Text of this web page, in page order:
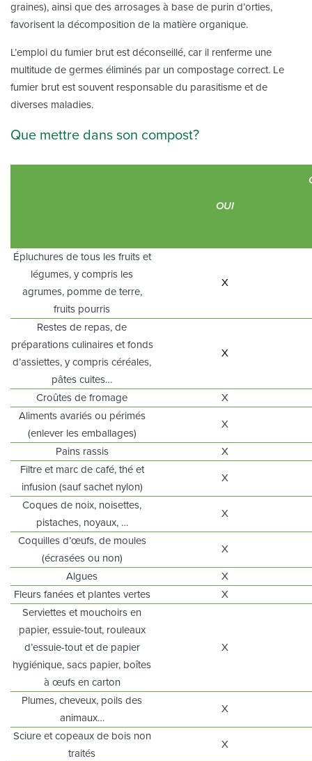
graines), ainsi que des arrosages à base de purin d’orties,
favorisent la décomposition de la matière organique.
L’emploi du fumier brut est déconseillé, car il renferme une
multitude de germes éliminés par un compostage correct. Le
fumier brut est souvent responsable du parasitisme et de
diverses maladies.
Que mettre dans son compost?
OUI
Épluchures de tous les fruits et
légumes, y compris les
agrumes, pomme de terre,
fruits pourris
X
Restes de repas, de
préparations culinaires et fonds
d’assiettes, y compris céréales,
pâtes cuites…
X
Croûtes de fromage
X
Aliments avariés ou périmés
(enlever les emballages)
X
Pains rassis
X
Filtre et marc de café, thé et
infusion (sauf sachet nylon)
X
Coques de noix, noisettes,
pistaches, noyaux, …
X
Coquilles d’œufs, de moules
(écrasées ou non)
X
Algues
X
Fleurs fanées et plantes vertes
X
Serviettes et mouchoirs en
papier, essuie-tout, rouleaux
d’essuie-tout et de papier
hygiénique, sacs papier, boîtes
à œufs en carton
X
Plumes, cheveux, poils des
animaux…
X
Sciure et copeaux de bois non
traités
X